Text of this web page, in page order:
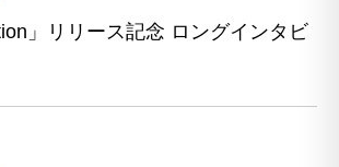
」リリース記念 ロングインタビ